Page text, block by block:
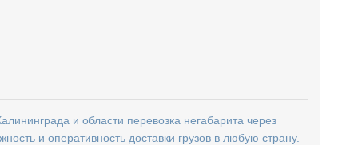
и области перевозка негабарита через
и оперативность доставки грузов в любую страну.